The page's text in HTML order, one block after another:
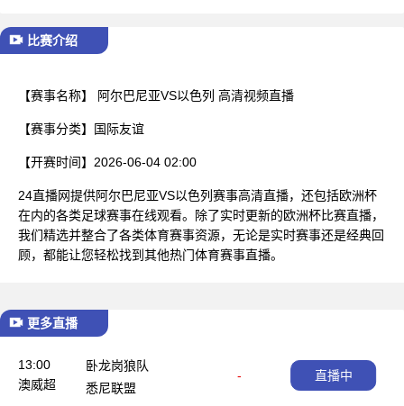
比赛介绍
【赛事名称】 阿尔巴尼亚VS以色列 高清视频直播
【赛事分类】 国际友谊
【开赛时间】 2026-06-04 02:00
24直播网提供阿尔巴尼亚VS以色列赛事高清直播，还包括欧洲杯
在内的各类足球赛事在线观看。除了实时更新的欧洲杯比赛直播，
我们精选并整合了各类体育赛事资源，无论是实时赛事还是经典回
顾，都能让您轻松找到其他热门体育赛事直播。
更多直播
13:00
澳威超
卧龙岗狼队
-
悉尼联盟
直播中